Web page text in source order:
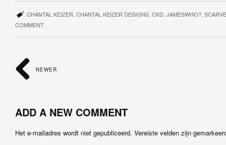
CHANTAL KEIZER CHANTAL KEIZER DESIGNS, CKD, JAMESWHO?,
COMMENT
NEWER
ADD A NEW COMMENT
Het e-mailadres wordt niet gepubliceerd. Vereiste velden zijn